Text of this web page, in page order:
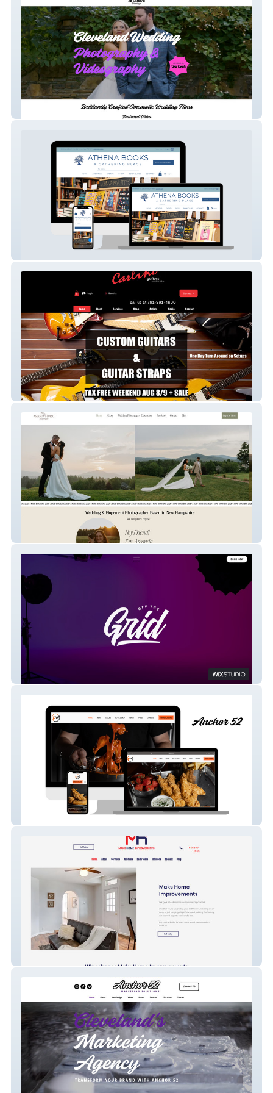
Lasting Love Wedding
Athena Books
Carlino Guitars
Amanda Florio Photo
Off The Grid Studios
Proper Wing Site